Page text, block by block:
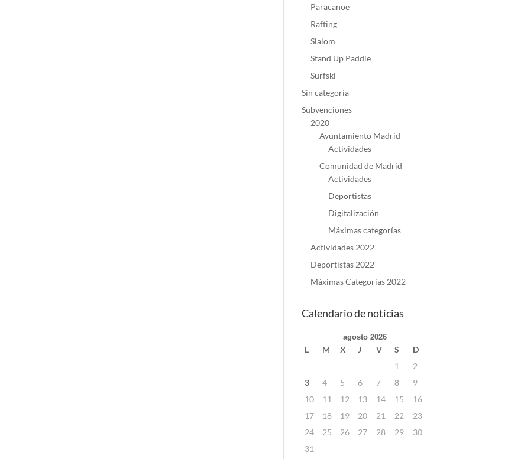
Paracanoe
Rafting
Slalom
Stand Up Paddle
Surfski
Sin categoría
Subvenciones
2020
Ayuntamiento Madrid
Actividades
Comunidad de Madrid
Actividades
Deportistas
Digitalización
Máximas categorías
Actividades 2022
Deportistas 2022
Máximas Categorías 2022
Calendario de noticias
agosto 2026
L M X J V S
D
1
2
3
4 5 6 7 8
9
10
11 12 13 14 15
16
17
18 19 20 21 22
23
24
25 26 27 28 29
30
31